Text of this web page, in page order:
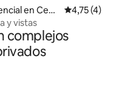
en Cent
Calificación
4,75 (4)
y vistas
complejos